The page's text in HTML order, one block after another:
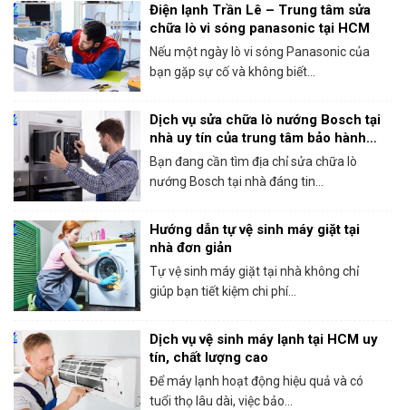
Điện lạnh Trần Lê – Trung tâm sửa
chữa lò vi sóng panasonic tại HCM
Nếu một ngày lò vi sóng Panasonic của
bạn gặp sự cố và không biết...
Dịch vụ sửa chữa lò nướng Bosch tại
nhà uy tín của trung tâm bảo hành
Bosch tại HCM
Bạn đang cần tìm địa chỉ sửa chữa lò
nướng Bosch tại nhà đáng tin...
Hướng dẫn tự vệ sinh máy giặt tại
nhà đơn giản
Tự vệ sinh máy giặt tại nhà không chỉ
giúp bạn tiết kiệm chi phí...
Dịch vụ vệ sinh máy lạnh tại HCM uy
tín, chất lượng cao
Để máy lạnh hoạt động hiệu quả và có
tuổi thọ lâu dài, việc bảo...